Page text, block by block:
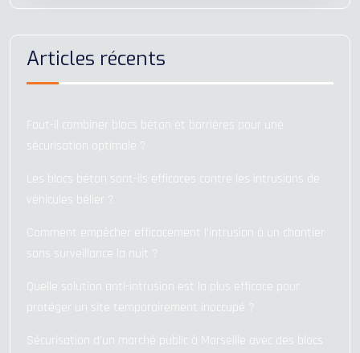
Articles récents
Faut-il combiner blocs béton et barrières pour une
sécurisation optimale ?
Les blocs béton sont-ils efficaces contre les intrusions de
véhicules bélier ?
Comment empêcher efficacement l’intrusion à un chantier
sans surveillance la nuit ?
Quelle solution anti-intrusion est la plus efficace pour
protéger un site temporairement inoccupé ?
Sécurisation d’un marché public à Marseille avec des blocs